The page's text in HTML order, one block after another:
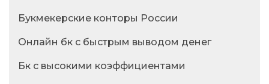
Букмекерские конторы России
Онлайн бк с быстрым выводом денег
Бк с высокими коэффициентами